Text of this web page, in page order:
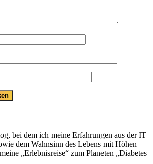
bei dem ich meine Erfahrungen aus der IT
dem Wahnsinn des Lebens mit Höhen
„Erlebnisreise“ zum Planeten „Diabetes